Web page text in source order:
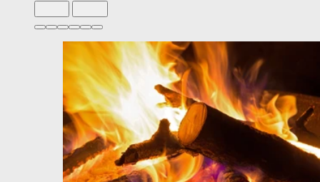
Slide 1 von 6 aktiv